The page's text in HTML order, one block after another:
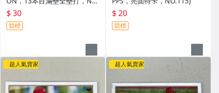
064) BBM活動卡，有鋼印
$ 30
競標
$ 20
競標
超人氣賣家 超人氣賣家